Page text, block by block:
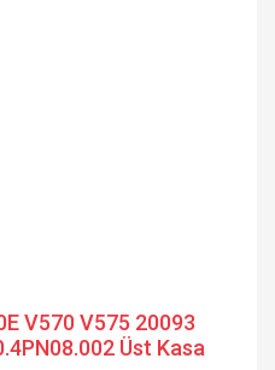
V570 V575 20093
Üst Kasa